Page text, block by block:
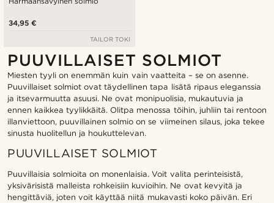
34,95 €
TAILOR TOKI
PUUVILLAISET SOLMIOT
Miesten tyyli on enemmän kuin vain vaatteita – se on asenne.
Puuvillaiset solmiot ovat täydellinen tapa lisätä ripaus eleganssia
ja itsevarmuutta asuusi. Ne ovat monipuolisia, mukautuvia ja
ennen kaikkea tyylikkäitä. Olitpa menossa töihin, juhliin tai rentoon
illanviettoon, puuvillainen solmio on se viimeinen silaus, joka tekee
sinusta huolitellun ja houkuttelevan.
PUUVILLAISET SOLMIOT
Puuvillaisia solmioita on monenlaisia. Voit valita perinteisistä,
yksivärisistä malleista rohkeisiin kuvioihin. Ne ovat kevyitä ja
hengittäviä, joten voit käyttää niitä mukavasti koko päivän. Eri